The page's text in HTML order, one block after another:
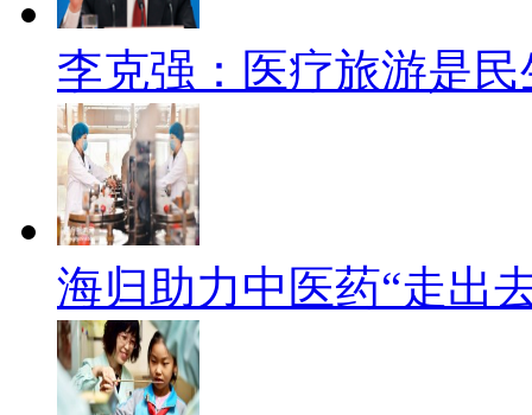
李克强：医疗旅游是民
海归助力中医药“走出